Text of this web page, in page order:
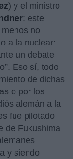
) y el ministro
: este
no
a la nuclear:
un debate
Eso sí, todo
de dichas
o por los
alemán a la
fue pilotado
de Fukushima
y siendo